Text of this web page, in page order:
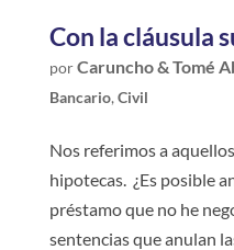
Con la cláusula
porCaruncho & Tomé
Bancario, Civil
Nos referimos a
hipotecas. ¿Es posible
préstamo que no he
sentencias que anulan